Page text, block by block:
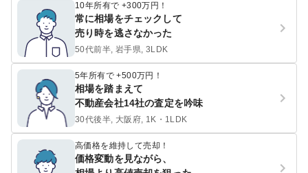
10年所有で +300万円！
常に相場をチェックして
売り時を逃さなかった
50代前半, 岩手県, 3LDK
5年所有で +500万円！
相場を踏まえて
不動産会社14社の査定を吟味
30代後半, 大阪府, 1K・1LDK
高価格を維持して売却！
価格変動を見ながら、